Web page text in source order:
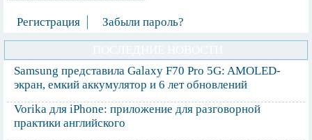
Регистрация Забыли пароль?
Samsung представила Galaxy F70 Pro 5G: AMOLED-
экран, емкий аккумулятор и 6 лет обновлений
Vorika для iPhone: приложение для разговорной
практики английского